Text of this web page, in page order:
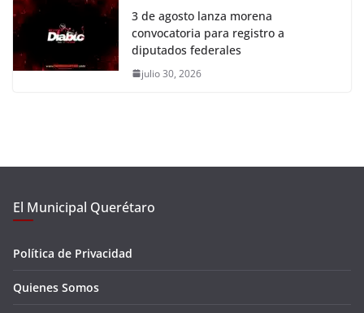
3 de agosto lanza morena
convocatoria para registro a
diputados federales
julio 30, 2026
El Municipal Querétaro
Política de Privacidad
Quienes Somos